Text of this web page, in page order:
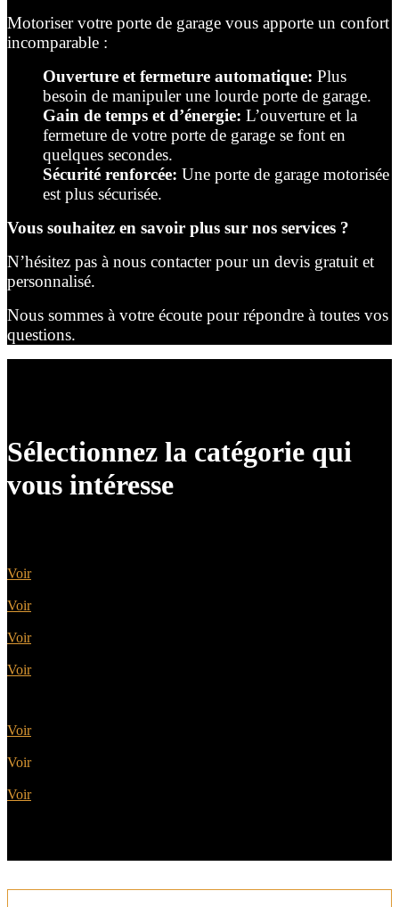
Motoriser votre porte de garage vous apporte un confort
incomparable :
Ouverture et fermeture automatique: Plus
besoin de manipuler une lourde porte de garage.
Gain de temps et d’énergie: L’ouverture et la
fermeture de votre porte de garage se font en
quelques secondes.
Sécurité renforcée: Une porte de garage motorisée
est plus sécurisée.
Vous souhaitez en savoir plus sur nos services ?
N’hésitez pas à nous contacter pour un devis gratuit et
personnalisé.
Nous sommes à votre écoute pour répondre à toutes vos
questions.
Sélectionnez la catégorie qui
vous intéresse
Voir
Voir
Voir
Voir
Voir
Voir
Voir